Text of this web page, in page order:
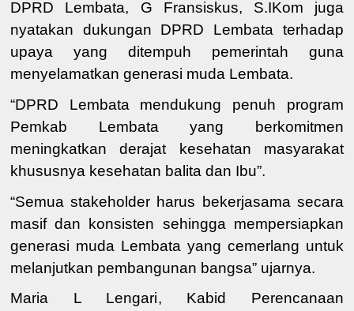
DPRD Lembata, G Fransiskus, S.IKom juga
nyatakan dukungan DPRD Lembata terhadap
upaya yang ditempuh pemerintah guna
menyelamatkan generasi muda Lembata.
“DPRD Lembata mendukung penuh program
Pemkab Lembata yang berkomitmen
meningkatkan derajat kesehatan masyarakat
khususnya kesehatan balita dan Ibu”.
“Semua stakeholder harus bekerjasama secara
masif dan konsisten sehingga mempersiapkan
generasi muda Lembata yang cemerlang untuk
melanjutkan pembangunan bangsa” ujarnya.
Maria L Lengari,
Kabid Perencanaan